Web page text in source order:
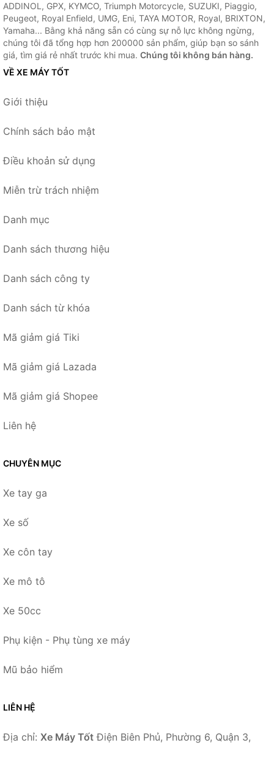
ADDINOL, GPX, KYMCO, Triumph Motorcycle, SUZUKI, Piaggio,
Peugeot, Royal Enfield, UMG, Eni, TAYA MOTOR, Royal, BRIXTON,
Yamaha... Bằng khả năng sẵn có cùng sự nỗ lực không ngừng,
chúng tôi đã tổng hợp hơn 200000 sản phẩm, giúp bạn so sánh
giá, tìm giá rẻ nhất trước khi mua. Chúng tôi không bán hàng.
VỀ XE MÁY TỐT
Giới thiệu
Chính sách bảo mật
Điều khoản sử dụng
Miễn trừ trách nhiệm
Danh mục
Danh sách thương hiệu
Danh sách công ty
Danh sách từ khóa
Mã giảm giá Tiki
Mã giảm giá Lazada
Mã giảm giá Shopee
Liên hệ
CHUYÊN MỤC
Xe tay ga
Xe số
Xe côn tay
Xe mô tô
Xe 50cc
Phụ kiện - Phụ tùng xe máy
Mũ bảo hiểm
LIÊN HỆ
Địa chỉ: Xe Máy Tốt Điện Biên Phủ, Phường 6, Quận 3,